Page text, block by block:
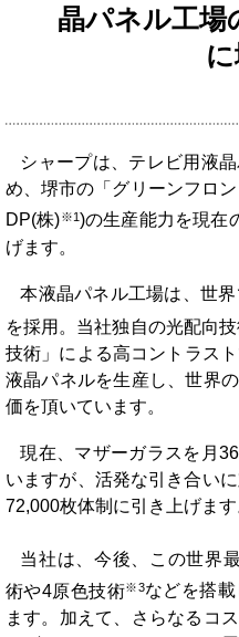
晶パネル工場
シャープは、テレビ用液
め、堺市の「グリーンフロ
DP(株)※1)の生産能力を現在
げます。
本液晶パネル工場は、世
を採用。当社独自の光配向
技術」による高コントラス
液晶パネルを生産し、世界
価を頂いています。
現在、マザーガラスを月
いますが、活発な引き合い
72,000枚体制に引き上げます
当社は、今後、この世界
術や4原色技術※3などを搭
ます。加えて、さらなるコ